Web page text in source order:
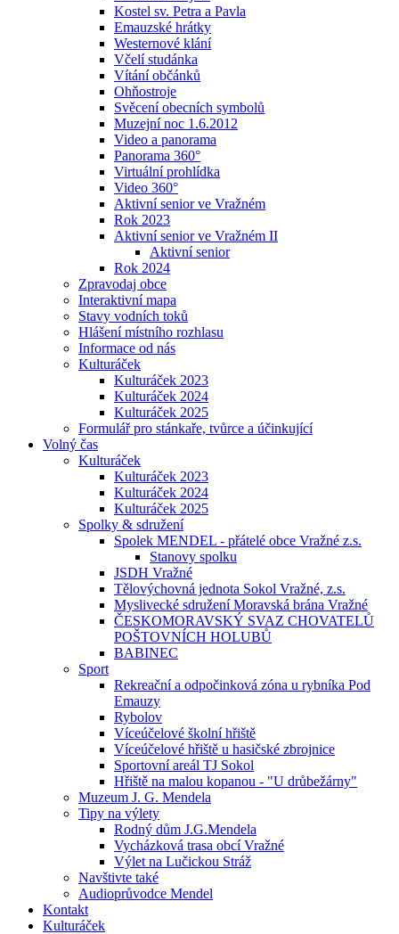
Kostel sv. Petra a Pavla
Emauzské hrátky
Westernové klání
Včelí studánka
Vítání občánků
Ohňostroje
Svěcení obecních symbolů
Muzejní noc 1.6.2012
Video a panorama
Panorama 360°
Virtuální prohlídka
Video 360°
Aktivní senior ve Vražném
Rok 2023
Aktivní senior ve Vražném II
Aktivní senior
Rok 2024
Zpravodaj obce
Interaktivní mapa
Stavy vodních toků
Hlášení místního rozhlasu
Informace od nás
Kulturáček
Kulturáček 2023
Kulturáček 2024
Kulturáček 2025
Formulář pro stánkaře, tvůrce a účinkující
Volný čas
Kulturáček
Kulturáček 2023
Kulturáček 2024
Kulturáček 2025
Spolky & sdružení
Spolek MENDEL - přátelé obce Vražné z.s.
Stanovy spolku
JSDH Vražné
Tělovýchovná jednota Sokol Vražné, z.s.
Myslivecké sdružení Moravská brána Vražné
ČESKOMORAVSKÝ SVAZ CHOVATELŮ
POŠTOVNÍCH HOLUBŮ
BABINEC
Sport
Rekreační a odpočinková zóna u rybníka Pod
Emauzy
Rybolov
Víceúčelové školní hřiště
Víceúčelové hřiště u hasičské zbrojnice
Sportovní areál TJ Sokol
Hřiště na malou kopanou - "U drůbežárny"
Muzeum J. G. Mendela
Tipy na výlety
Rodný dům J.G.Mendela
Vycházková trasa obcí Vražné
Výlet na Lučickou Stráž
Navštivte také
Audioprůvodce Mendel
Kontakt
Kulturáček